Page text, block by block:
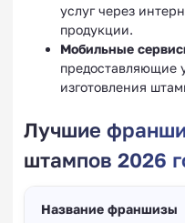
услуг через
продукции.
Мобильные
предоставляющие
изготовления
Лучшие
штампов 2026
Название франшизы